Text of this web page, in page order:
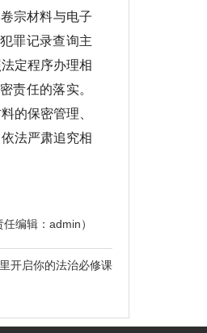
宗材料与电子
罪记录查询主
定程序办理相
责任的落实。
的保密管理、
法严肃追究相
编辑：admin）
开启你的法治必修课